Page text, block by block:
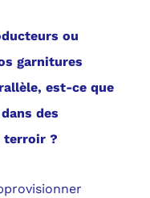
ou
garnitures
est-ce que
des
terroir ?